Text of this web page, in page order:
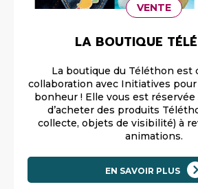
VENTE
LA BOUTIQUE
La boutique du Téléthon est
collaboration avec Initiatives
bonheur ! Elle vous est
d’acheter des produits
collecte, objets de visibilité) à
animations.
EN SAVOIR PLUS